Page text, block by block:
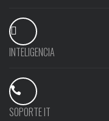
INTELIGENCIA
SOPORTE IT